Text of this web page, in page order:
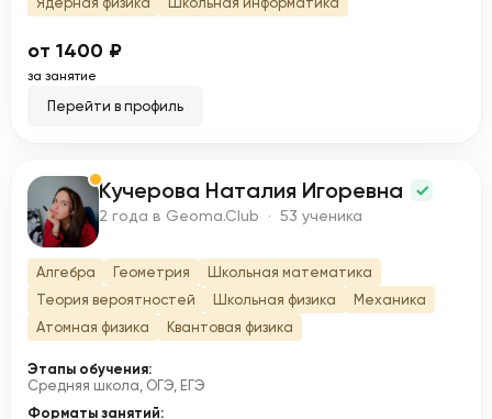
от 1400 ₽
за занятие
Перейти в профиль
К Кучерова Наталия Игоревна
2 года в Geoma.Club · 53 ученика
Алгебра Геометрия
Школьная математика
Теория вероятностей
Школьная физика
Механика
Атомная физика
Квантовая физика
Этапы обучения:
Средняя школа, ОГЭ, ЕГЭ
Форматы занятий: